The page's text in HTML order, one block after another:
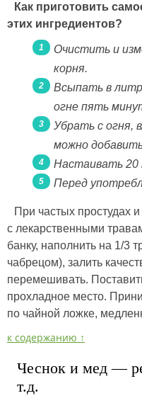
Как приготовить
этих ингредиентов?
Очистить и
корня.
Всыпать в
огне пять
Убрать с огня,
можно
Настаивать 20
Перед
При частых простудах
с лекарственными
банку, наполнить на 1/3
чабрецом), залить
перемешивать.
прохладное место.
по чайной ложке,
к содержанию ↑
Чеснок и мед —
т.д.